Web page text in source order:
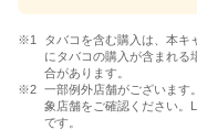
タバコを含む購入は、本キ
にタバコの購入が含まれる
合があります。
一部例外店舗がございます
象店舗をご確認ください。
です。